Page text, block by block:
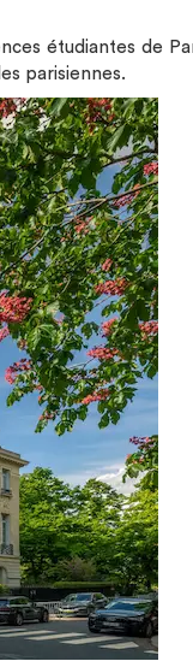
étudiantes de
parisiennes.